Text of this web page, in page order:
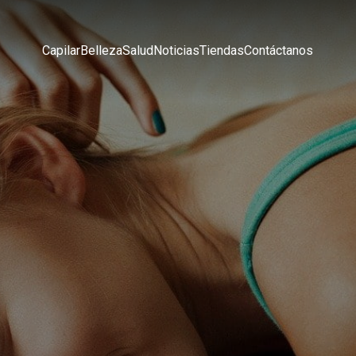
CapilarBellezaSaludNoticiasTiendasContáctanos